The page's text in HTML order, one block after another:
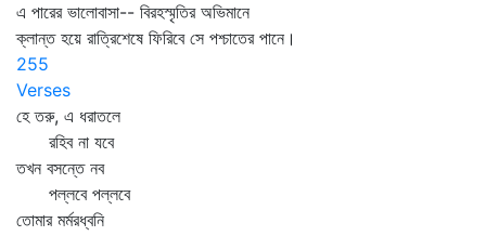
এ পারের ভালোবাসা-- বিরহস্মৃতির অভিমানে
ক্লান্ত হয়ে রাত্রিশেষে ফিরিবে সে পশ্চাতের পানে।
255
Verses
হে তরু, এ ধরাতলে
রহিব না যবে
তখন বসন্তে নব
পল্লবে পল্লবে
তোমার মর্মরধ্বনি